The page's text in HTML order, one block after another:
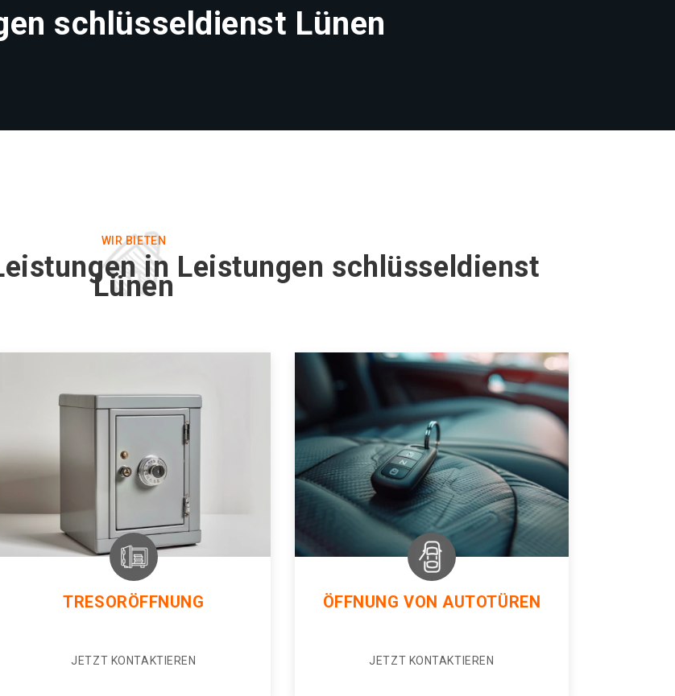
schlüsseldienst Lünen
WIR BIETEN
in Leistungen schlüsseldienst
Lünen
TRESORÖFFNUNG
JETZT KONTAKTIEREN
ÖFFNUNG VON AUTOTÜREN
JETZT KONTAKTIEREN